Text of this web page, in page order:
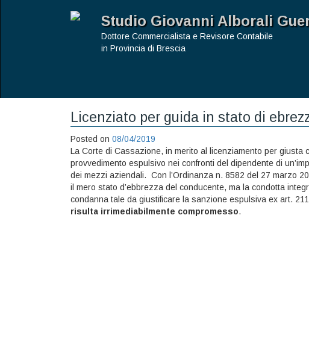
Studio Giovanni Alborali
Dottore Commercialista e Revisore Contabile
in Provincia di Brescia
Licenziato per guida in stato di
Posted on 08/04/2019
La Corte di Cassazione, in merito al licenziamento per giusta
provvedimento espulsivo nei confronti del dipendente di
dei mezzi aziendali. Con l’Ordinanza n. 8582 del 27 marzo
il mero stato d’ebbrezza del conducente, ma la condotta
condanna tale da giustificare la sanzione espulsiva ex art.
risulta irrimediabilmente compromesso.